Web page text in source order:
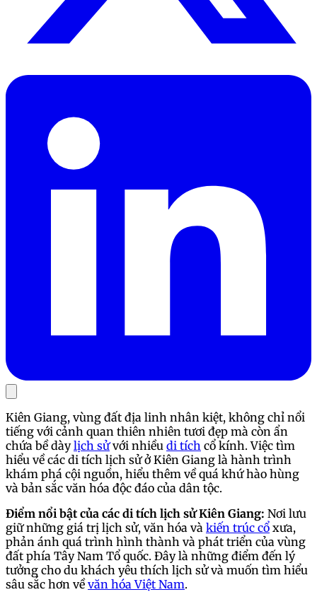
Kiên Giang, vùng đất địa linh nhân kiệt, không chỉ nổi
tiếng với cảnh quan thiên nhiên tươi đẹp mà còn ẩn
chứa bề dàylịch sửvới nhiều di tích cổ kính. Việc tìm
hiểu về các di tích lịch sử ở Kiên Giang là hành trình
khám phá cội nguồn, hiểu thêm về quá khứ hào hùng
và bản sắc văn hóa độc đáo của dân tộc.
Điểm nổi bật của các di tích lịch sử Kiên Giang: Nơi lưu
giữ những giá trị lịch sử, văn hóa và kiến trúc cổ xưa,
phản ánh quá trình hình thành và phát triển của vùng
đất phía Tây Nam Tổ quốc. Đây là những điểm đến lý
tưởng cho du khách yêu thích lịch sử và muốn tìm hiểu
sâu sắc hơn vềvăn hóa Việt Nam.